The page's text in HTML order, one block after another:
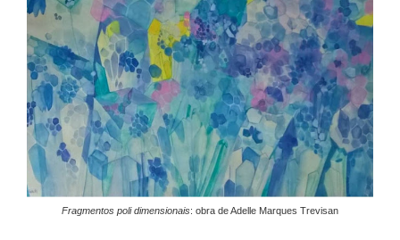
Fragmentos poli dimensionais: obra de Adelle Marques Trevisan